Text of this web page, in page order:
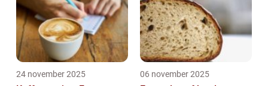
24 november 2025 06 november 2025